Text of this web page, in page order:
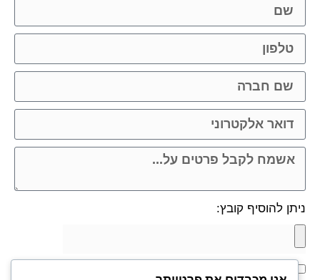
ניתן להוסיף קובץ: